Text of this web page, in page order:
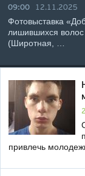
09:00 12.11.2025
Фотовыставка
лишившихся
(Широтная, …
привлечь